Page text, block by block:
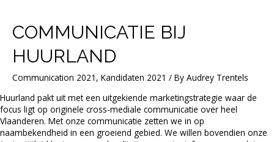
COMMUNICATIE BIJ
HUURLAND
Communication 2021 , Kandidaten 2021 / By Audrey Trentels
Huurland pakt uit met een uitgekiende marketingstrategie waar de
focus ligt op originele cross-mediale communicatie over heel
Vlaanderen. Met onze communicatie zetten we in op
naambekendheid in een groeiend gebied. We willen bovendien onze